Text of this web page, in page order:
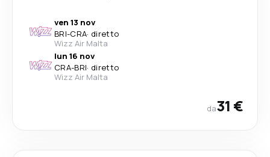
ven 13 nov
BRI-CRA· diretto
Wizz Air Malta
lun 16 nov
CRA-BRI· diretto
Wizz Air Malta
da31 €